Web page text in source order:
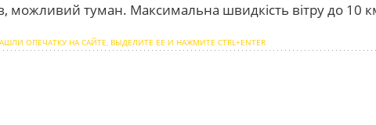
можливий туман. Максимальна швидкість вітру до 10
ОПЕЧАТКУ НА САЙТЕ, ВЫДЕЛИТЕ ЕЕ И НАЖМИТЕ CTRL+ENTER